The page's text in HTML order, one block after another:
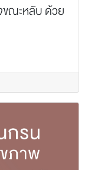
ขณะหลับ ด้วย